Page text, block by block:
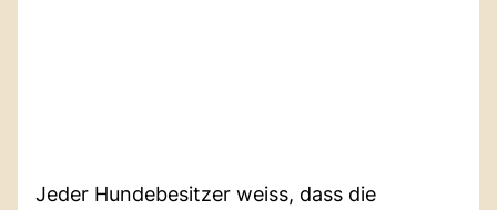
Jeder Hundebesitzer weiss, dass die